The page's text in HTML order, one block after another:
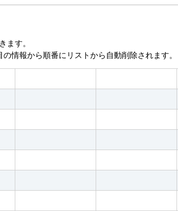
ます。
情報から順番にリストから自動削除されます。